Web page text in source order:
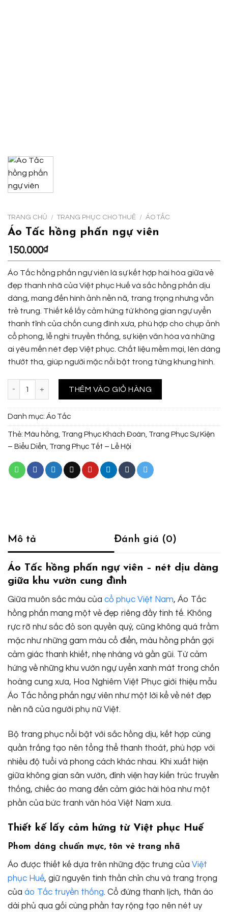
TRANG CHỦ / TRANG PHỤC CHO THUÊ / ÁO TẤC
Áo Tấc hồng phấn ngự viên
150.000₫
Áo Tấc hồng phấn ngự viên là sự kết hợp hài hòa giữa vẻ
đẹp thanh nhã của Việt phục Huế và sắc hồng phấn dịu
dàng, mang đến hình ảnh nền nã, trang trọng nhưng vẫn
trẻ trung. Thiết kế lấy cảm hứng từ không gian ngự uyển
thanh tĩnh của chốn cung đình xưa, phù hợp cho chụp ảnh
cổ phong, lễ nghi truyền thống, sự kiện văn hóa và những
ai yêu mến nét đẹp Việt phục. Chất liệu mềm mại, lên dáng
thướt tha, giúp người mặc nổi bật trong từng khung hình.
Áo Tấc hồng phấn ngự viên số lượng
THÊM VÀO GIỎ HÀNG
Danh mục: Áo Tấc
Thẻ: Màu hồng Trang Phục Khách Đoàn Trang Phục Sự Kiện
– Biểu Diễn Trang Phục Tết – Lễ Hội
Mô tả Đánh giá (0)
Áo Tấc hồng phấn ngự viên – nét dịu dàng
giữa khu vườn cung đình
Giữa muôn sắc màu của cổ phục Việt Nam, Áo Tấc
hồng phấn mang một vẻ đẹp riêng đầy tinh tế. Không
rực rỡ như sắc đỏ son quyền quý, cũng không quá trầm
mặc như những gam màu cổ điển, màu hồng phấn gợi
cảm giác thanh khiết, nhẹ nhàng và gần gũi. Từ cảm
hứng về những khu vườn ngự uyển xanh mát trong chốn
hoàng cung xưa, Hoa Nghiêm Việt Phục giới thiệu mẫu
Áo Tấc hồng phấn ngự viên như một lời kể về nét đẹp
nền nã của người phụ nữ Việt.
Bộ trang phục nổi bật với sắc hồng dịu, kết hợp cùng
quần trắng tạo nên tổng thể thanh thoát, phù hợp với
nhiều độ tuổi và phong cách khác nhau. Khi xuất hiện
giữa không gian sân vườn, đình viện hay kiến trúc truyền
thống, chiếc áo mang đến cảm giác hài hòa như một
phần của bức tranh văn hóa Việt Nam xưa.
Thiết kế lấy cảm hứng từ Việt phục Huế
Phom dáng chuẩn mực, tôn vẻ trang nhã
Áo được thiết kế dựa trên những đặc trưng của Việt
phục Huế, giữ nguyên tinh thần chỉn chu và trang trọng
của áo Tấc truyền thống. Cổ đứng thanh lịch, thân áo
dài phủ qua gối cùng phần tay rộng tạo nên nét uy